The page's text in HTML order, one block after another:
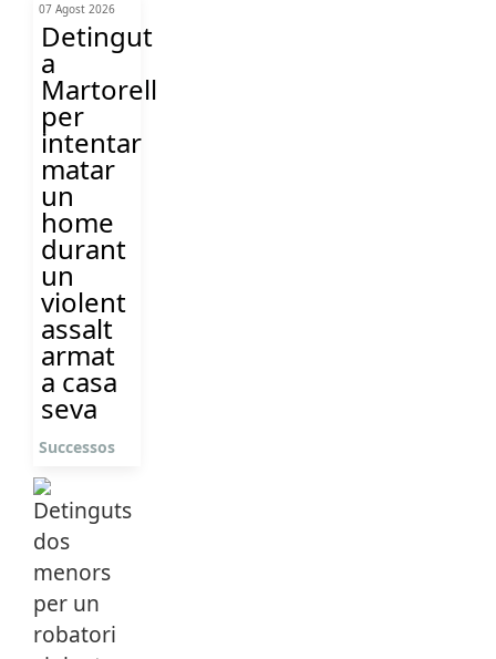
07 Agost 2026
Detingut
a
Martorell
per
intentar
matar
un
home
durant
un
violent
assalt
armat
a casa
seva
Successos